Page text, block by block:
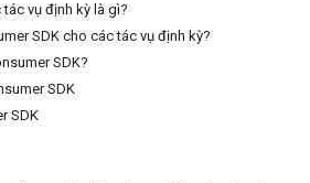
vụ định kỳ là gì?
SDK cho các tác vụ định kỳ?
SDK?
SDK
SDK